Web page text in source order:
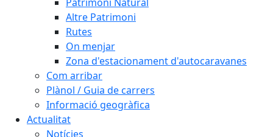
Altre Patrimoni
Rutes
On menjar
Zona d'estacionament d'autocaravanes
Com arribar
Plànol / Guia de carrers
Informació geogràfica
Actualitat
Notícies